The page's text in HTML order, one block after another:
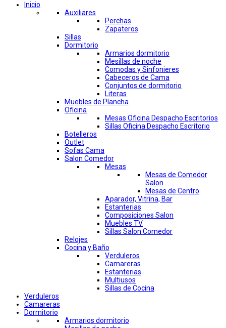
Inicio
Auxiliares
Perchas
Zapateros
Sillas
Dormitorio
Armarios dormitorio
Mesillas de noche
Comodas y Sinfonieres
Cabeceros de Cama
Conjuntos de dormitorio
Literas
Muebles de Plancha
Oficina
Mesas Oficina Despacho Escritorios
Sillas Oficina Despacho Escritorio
Botelleros
Outlet
Sofas Cama
Salon Comedor
Mesas
Mesas de Comedor
Salon
Mesas de Centro
Aparador, Vitrina, Bar
Estanterias
Composiciones Salon
Muebles TV
Sillas Salon Comedor
Relojes
Cocina y Baño
Verduleros
Camareras
Estanterias
Multiusos
Sillas de Cocina
Verduleros
Camareras
Dormitorio
Armarios dormitorio